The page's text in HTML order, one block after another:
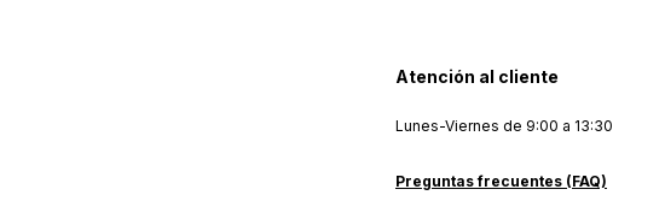
Atención al cliente
Lunes-Viernes de 9:00 a 13:30
Preguntas frecuentes (FAQ)